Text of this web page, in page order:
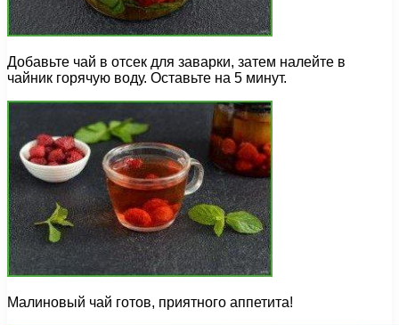
Добавьте чай в отсек для заварки, затем налейте в
чайник горячую воду. Оставьте на 5 минут.
Малиновый чай готов, приятного аппетита!